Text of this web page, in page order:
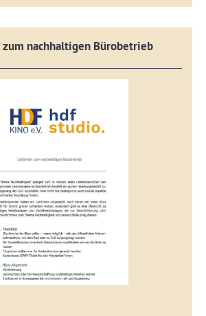
nachhaltigen Bürobetrieb